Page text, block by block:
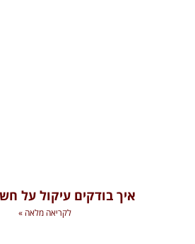
איך בודקים עיקול על
לקריאה מלאה »